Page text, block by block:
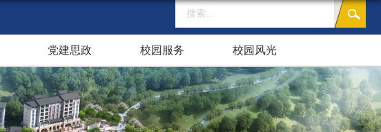
党建思政 校园服务 校园风光